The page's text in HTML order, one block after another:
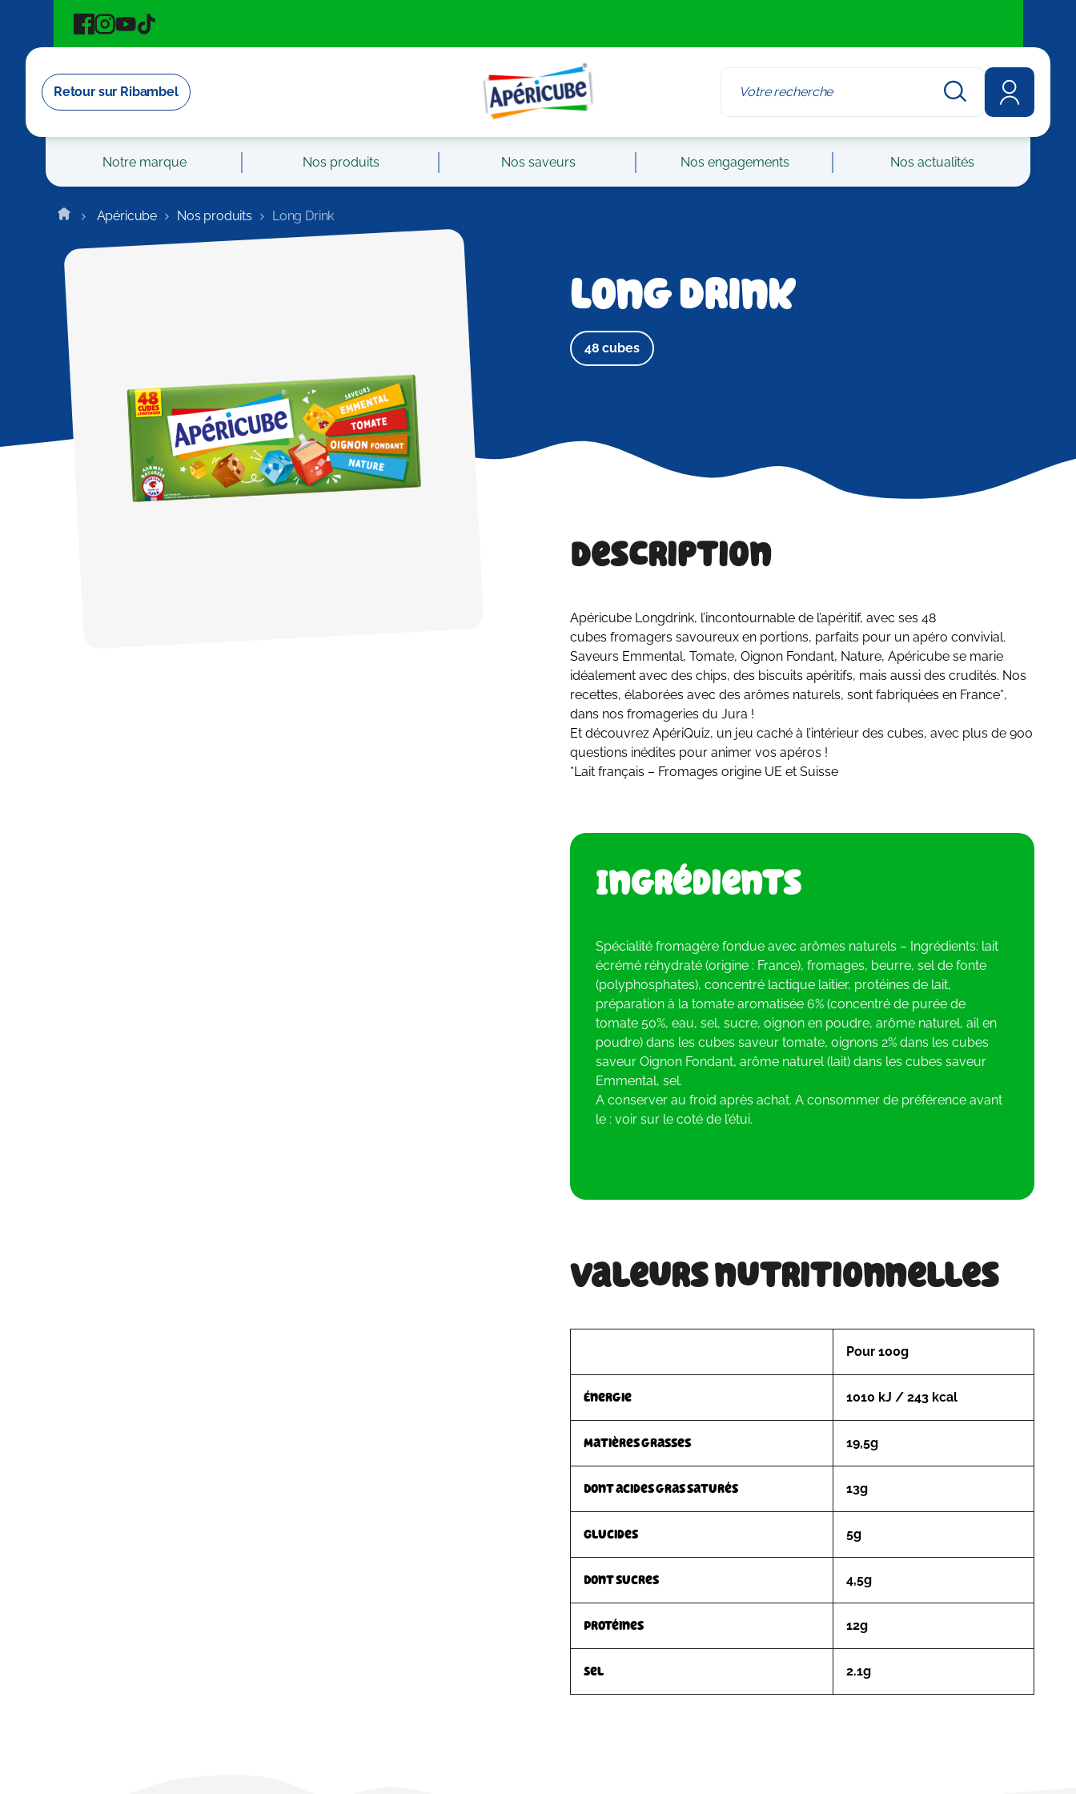
Retour sur Ribambel
Notre marque Nos produits Nos saveurs Nos engagements Nos actualités
Apéricube Nos produits Long Drink
Long Drink
48 cubes
Description
Apéricube Longdrink, l’incontournable de l’apéritif, avec ses 48
cubes fromagers savoureux en portions, parfaits pour un apéro convivial.
Saveurs Emmental, Tomate, Oignon Fondant, Nature, Apéricube se marie
idéalement avec des chips, des biscuits apéritifs, mais aussi des crudités. Nos
recettes, élaborées avec des arômes naturels, sont fabriquées en France*,
dans nos fromageries du Jura !
Et découvrez ApériQuiz, un jeu caché à l’intérieur des cubes, avec plus de 900
questions inédites pour animer vos apéros !
*Lait français – Fromages origine UE et Suisse
Ingrédients
Spécialité fromagère fondue avec arômes naturels – Ingrédients: lait
écrémé réhydraté (origine : France), fromages, beurre, sel de fonte
(polyphosphates), concentré lactique laitier, protéines de lait,
préparation à la tomate aromatisée 6% (concentré de purée de
tomate 50%, eau, sel, sucre, oignon en poudre, arôme naturel, ail en
poudre) dans les cubes saveur tomate, oignons 2% dans les cubes
saveur Oignon Fondant, arôme naturel (lait) dans les cubes saveur
Emmental, sel.
A conserver au froid après achat. A consommer de préférence avant
le : voir sur le coté de l’étui.
Valeurs nutritionnelles
Pour 100g
Énergie 1010 kJ / 243 kcal
Matières grasses 19,5g
Dont acides gras saturés 13g
Glucides 5g
Dont sucres 4,5g
Protéines 12g
Sel 2.1g